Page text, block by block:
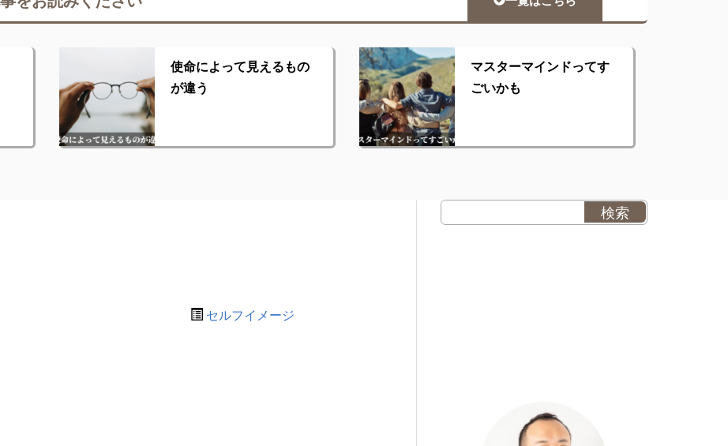
使命によって見えるもの
が違う
マスターマインドってす
ごいかも
セルフイメージ